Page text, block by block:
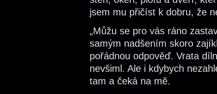
jsem mu přičíst k dobru, že
„Můžu se pro vás ráno
samým nadšením skoro
pořádnou odpověď. Vrata
nevšiml. Ale i kdybych
tam a čeká na mě.